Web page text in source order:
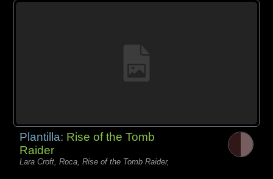
Plantilla: Rise of the Tomb
Raider
Lara Croft, Roca, Rise of the Tomb Raider,